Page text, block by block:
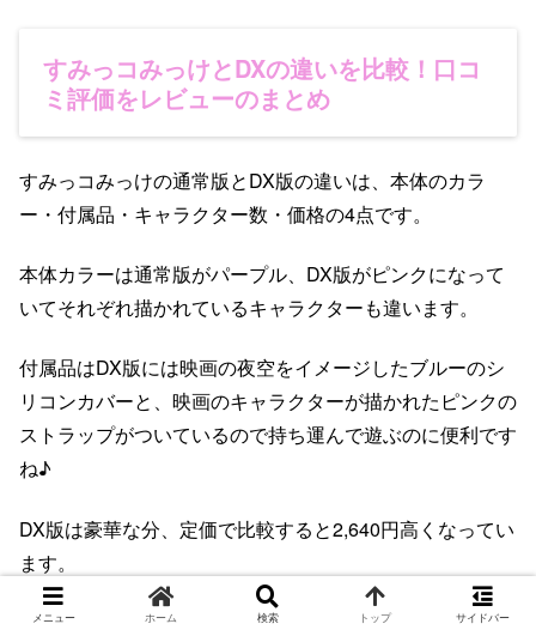
すみっコみっけとDXの違いを比較！口コ
ミ評価をレビューのまとめ
すみっコみっけの通常版とDX版の違いは、本体のカラ
ー・付属品・キャラクター数・価格の4点です。
本体カラーは通常版がパープル、DX版がピンクになって
いてそれぞれ描かれているキャラクターも違います。
付属品はDX版には映画の夜空をイメージしたブルーのシ
リコンカバーと、映画のキャラクターが描かれたピンクの
ストラップがついているので持ち運んで遊ぶのに便利です
ね♪
DX版は豪華な分、定価で比較すると2,640円高くなってい
ます。
口コミ評判をレビューすると、プレゼントしたら喜ばれ
メニュー ホーム 検索 トップ サイドバー